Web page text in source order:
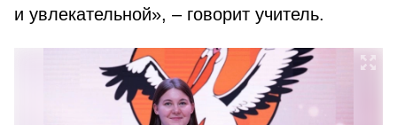
и увлекательной», – говорит учитель.